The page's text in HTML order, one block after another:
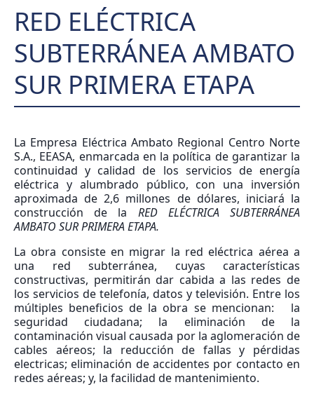
RED ELÉCTRICA
SUBTERRÁNEA AMBATO
SUR PRIMERA ETAPA
La Empresa Eléctrica Ambato Regional Centro Norte
S.A., EEASA, enmarcada en la política de garantizar la
continuidad y calidad de los servicios de energía
eléctrica y alumbrado público, con una inversión
aproximada de 2,6 millones de dólares, iniciará la
construcción de la RED ELÉCTRICA SUBTERRÁNEA
AMBATO SUR PRIMERA ETAPA.
La obra consiste en migrar la red eléctrica aérea a
una red subterránea, cuyas características
constructivas, permitirán dar cabida a las redes de
los servicios de telefonía, datos y televisión. Entre los
múltiples beneficios de la obra se mencionan: la
seguridad ciudadana; la eliminación de la
contaminación visual causada por la aglomeración de
cables aéreos; la reducción de fallas y pérdidas
electricas; eliminación de accidentes por contacto en
redes aéreas; y, la facilidad de mantenimiento.